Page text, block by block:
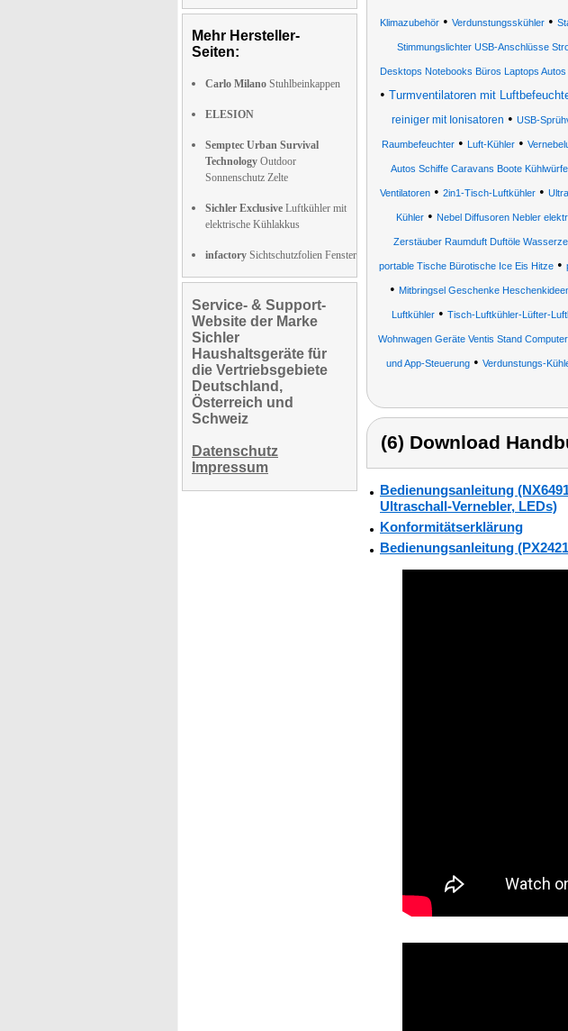
Mehr Hersteller-
Seiten:
Carlo Milano Stuhlbeinkappen
ELESION
Semptec Urban Survival
Technology Outdoor
Sonnenschutz Zelte
Sichler Exclusive Luftkühler mit
elektrische Kühlakkus
infactory Sichtschutzfolien Fenster
Service- & Support-
Website der Marke
Sichler
Haushaltsgeräte für
die Vertriebsgebiete
Deutschland,
Österreich und
Schweiz
Datenschutz
Impressum
Klimazubehör • Verdunstungsskühler •
Stimmungslichter USB-Anschlüsse
Desktops Notebooks Büros Laptops
• Turmventilatoren mit
reiniger mit Ionisatoren • USB-
Raumbefeuchter • Luft-Kühler •
Autos Schiffe Caravans Boote
Ventilatoren• 2in1-Tisch-Luftkühler•
Kühler • Nebel Diffusoren Nebler
Zerstäuber Raumduft Duftöle
portable Tische Bürotische Ice Eis Hitze •
• Mitbringsel Geschenke
Luftkühler• Tisch-Luftkühler-Lüfter-
Wohnwagen Geräte Ventis Stand
und App-Steuerung• Verdunstungs-
(6) Download
Bedienungsanleitung
Ultraschall-Vernebler, LEDs)
Konformitätserklärung
Bedienungsanleitung